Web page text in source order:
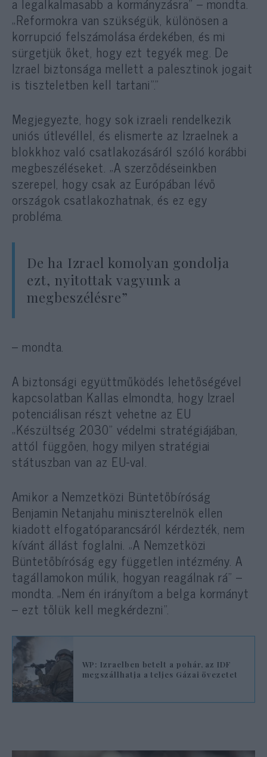
„Reformokra van szükségük, különösen a
korrupció felszámolása érdekében, és mi
sürgetjük őket, hogy ezt tegyék meg. De
Izrael biztonsága mellett a palesztinok jogait
is tiszteletben kell tartani”.”
Megjegyezte, hogy sok izraeli rendelkezik
uniós útlevéllel, és elismerte az Izraelnek a
blokkhoz való csatlakozásáról szóló korábbi
megbeszéléseket. „A szerződéseinkben
szerepel, hogy csak az Európában lévő
országok csatlakozhatnak, és ez egy
probléma.
De ha Izrael komolyan gondolja
ezt, nyitottak vagyunk a
megbeszélésre”
– mondta.
A biztonsági együttműködés lehetőségével
kapcsolatban Kallas elmondta, hogy Izrael
potenciálisan részt vehetne az EU
„Készültség 2030” védelmi stratégiájában,
attól függően, hogy milyen stratégiai
státuszban van az EU-val.
Amikor a Nemzetközi Büntetőbíróság
Benjamin Netanjahu miniszterelnök ellen
kiadott elfogatóparancsáról kérdezték, nem
kívánt állást foglalni. „A Nemzetközi
Büntetőbíróság egy független intézmény. A
tagállamokon múlik, hogyan reagálnak rá” –
mondta. „Nem én irányítom a belga kormányt
– ezt tőlük kell megkérdezni”.
WP: Izraelben betelt a pohár, az IDF
megszállhatja a teljes Gázai övezetet